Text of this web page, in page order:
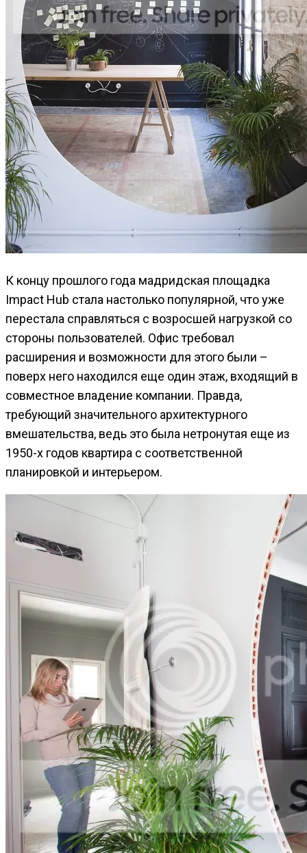
К концу прошлого года мадридская площадка
Impact Hub стала настолько популярной, что уже
перестала справляться с возросшей нагрузкой со
стороны пользователей. Офис требовал
расширения и возможности для этого были –
поверх него находился еще один этаж, входящий в
совместное владение компании. Правда,
требующий значительного архитектурного
вмешательства, ведь это была нетронутая еще из
1950-х годов квартира с соответственной
планировкой и интерьером.